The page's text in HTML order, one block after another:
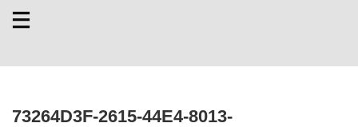
73264D3F-2615-44E4-8013-